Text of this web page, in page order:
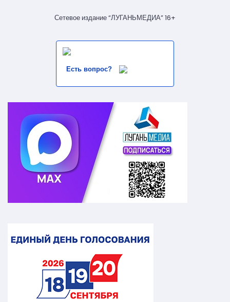
Сетевое издание “ЛУГАНЬМЕДИА” 16+
Есть вопрос?